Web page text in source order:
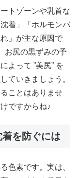
トゾーンや乳首な
着」「ホルモンバ
」が主な原因で
お尻の黒ずみの予
よって ”美尻” を
ていきましょう。
ことはありませ
ですからね♪
を防ぐには
色素です。実は、